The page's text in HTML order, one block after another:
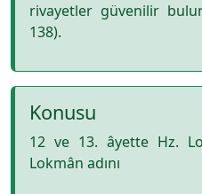
rivayetler güvenilir
138).
Konusu
12 ve 13. âyette Hz.
Lokmân adını